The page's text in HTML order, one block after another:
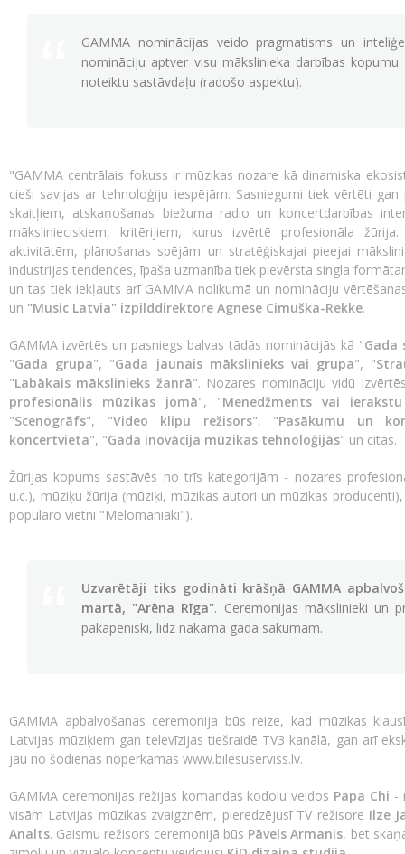
GAMMA nominācijas veido pragmatisms un
nomināciju aptver visu mākslinieka darbības
noteiktu sastāvdaļu (radošo aspektu).
"GAMMA centrālais fokuss ir mūzikas nozare kā dinamiska
cieši savijas ar tehnoloģiju iespējām. Sasniegumi tiek vērtēti
skaitļiem, atskaņošanas biežuma radio un koncertdarbības
mākslinieciskiem, kritērijiem, kurus izvērtē profesionāla
aktivitātēm, plānošanas spējām un stratēģiskajai pieejai
industrijas tendences, īpaša uzmanība tiek pievērsta singla
un tas tiek iekļauts arī GAMMA nolikumā un nomināciju
un "Music Latvia" izpilddirektore Agnese Cimuška-Rekke.
GAMMA izvērtēs un pasniegs balvas tādās nominācijās kā "Gada
"Gada grupa", "Gada jaunais mākslinieks vai grupa", "
"Labākais mākslinieks žanrā". Nozares nomināciju vidū
profesionālis mūzikas jomā", "Menedžments vai
"Scenogrāfs", "Video klipu režisors", "Pasākumu un
koncertvieta", "Gada inovācija mūzikas tehnoloģijās" un citās.
Žūrijas kopums sastāvēs no trīs kategorijām - nozares
u.c.), mūziķu žūrija (mūziķi, mūzikas autori un mūzikas
populāro vietni "Melomaniaki").
Uzvarētāji tiks godināti krāšņā GAMMA
martā, "Arēna Rīga". Ceremonijas mākslinieki un
pakāpeniski, līdz nākamā gada sākumam.
GAMMA apbalvošanas ceremonija būs reize, kad mūzikas
Latvijas mūziķiem gan televīzijas tiešraidē TV3 kanālā, gan arī
jau no šodienas nopērkamas www.bilesuserviss.lv.
GAMMA ceremonijas režijas komandas kodolu veidos Papa Chi -
visām Latvijas mūzikas zvaigznēm, pieredzējusī TV režisore Ilze
Analts. Gaismu režisors ceremonijā būs Pāvels Armanis, bet